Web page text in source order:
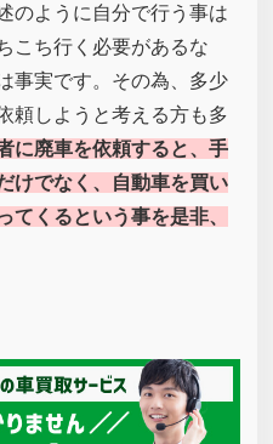
のように自分で行う事は
こち行く必要があるな
事実です。その為、多少
頼しようと考える方も多
に廃車を依頼すると、手
けでなく、自動車を買い
てくるという事を是非、